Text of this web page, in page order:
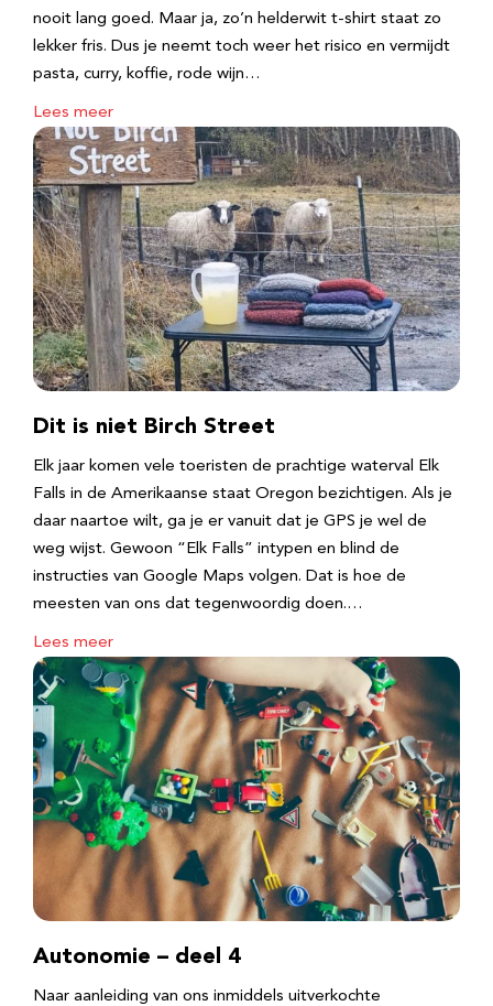
nooit lang goed. Maar ja, zo’n helderwit t-shirt staat zo
lekker fris. Dus je neemt toch weer het risico en vermijdt
pasta, curry, koffie, rode wijn…
Lees meer
Dit is niet Birch Street
Elk jaar komen vele toeristen de prachtige waterval Elk
Falls in de Amerikaanse staat Oregon bezichtigen. Als je
daar naartoe wilt, ga je er vanuit dat je GPS je wel de
weg wijst. Gewoon “Elk Falls” intypen en blind de
instructies van Google Maps volgen. Dat is hoe de
meesten van ons dat tegenwoordig doen.…
Lees meer
Autonomie – deel 4
Naar aanleiding van ons inmiddels uitverkochte